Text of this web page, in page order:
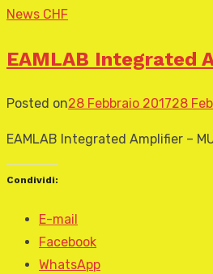
News CHF
EAMLAB Integrated
Posted on28 Febbraio 201728
EAMLAB Integrated Amplifier –
Condividi:
E-mail
Facebook
WhatsApp